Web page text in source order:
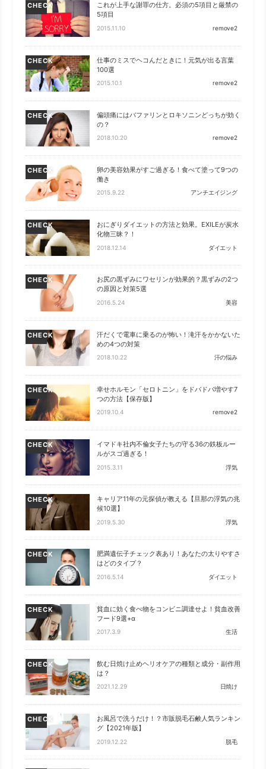
CHECK
これが上手な謝罪の仕方。必須の5項目と厳禁の
5項目
2015.11.10 remove2
CHECK
仕事のミスでヘコんだときに！元気が出る言葉
100選
2015.10.1 remove2
CHECK
偏頭痛にはバファリンとロキソニンどっちが効く
の？
2018.10.20 remove2
CHECK
卵の美容効果がすご過ぎる！食べて塗って9つの
働き
2015.9.22 アンチエイジング
CHECK
おにぎりダイエットの方法と効果。EXILEが炭水
化物三昧？！
2018.12.14 ダイエット
CHECK
お尻の黒ずみにワセリンが効果的？黒ずみの2つ
の原因と対策5選
2016.5.24 美容
CHECK
汗だくで電車に乗るのが怖い！滝汗をかかないた
めの4つの対策
2018.10.22 汗の悩み
CHECK
幸せホルモン「セロトニン」をドバドバ増やす7
つの方法【保存版】
2019.10.4 remove2
CHECK
イマドキ社内不倫女子たちの守る36の鉄板ルー
ルがスゴ過ぎる！
2015.3.11 浮気
CHECK
キャリア11年の元探偵が教える【旦那の浮気の兆
候10選】
2019.5.30 浮気
CHECK
肥満遺伝子チェック表あり！あなたの太りやすさ
はどのタイプ？
2016.5.14 ダイエット
CHECK
貧血に効く食べ物をコンビニ調達せよ！貧血改善
フード9選+α
2017.3.9 生活
CHECK
飲む日焼け止めヘリオケアの種類と成分・副作用
は？
2021.12.29 日焼け
CHECK
お風呂で洗うだけ！？市販脱毛石鹸人気ランキン
グ【2021年版】
2019.12.22 脱毛